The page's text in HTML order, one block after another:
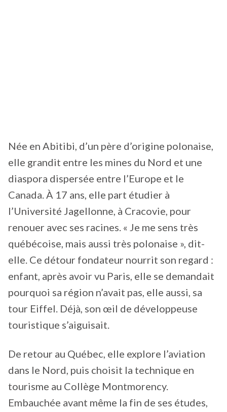
Née en Abitibi, d’un père d’origine polonaise,
elle grandit entre les mines du Nord et une
diaspora dispersée entre l’Europe et le
Canada. À 17 ans, elle part étudier à
l’Université Jagellonne, à Cracovie, pour
renouer avec ses racines. « Je me sens très
québécoise, mais aussi très polonaise », dit-
elle. Ce détour fondateur nourrit son regard :
enfant, après avoir vu Paris, elle se demandait
pourquoi sa région n’avait pas, elle aussi, sa
tour Eiffel. Déjà, son œil de développeuse
touristique s’aiguisait.
De retour au Québec, elle explore l’aviation
dans le Nord, puis choisit la technique en
tourisme au Collège Montmorency.
Embauchée avant même la fin de ses études,